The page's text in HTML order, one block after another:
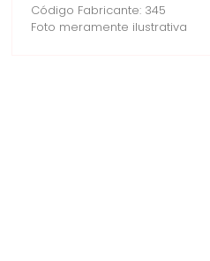
Código Fabricante: 345
Foto meramente ilustrativa